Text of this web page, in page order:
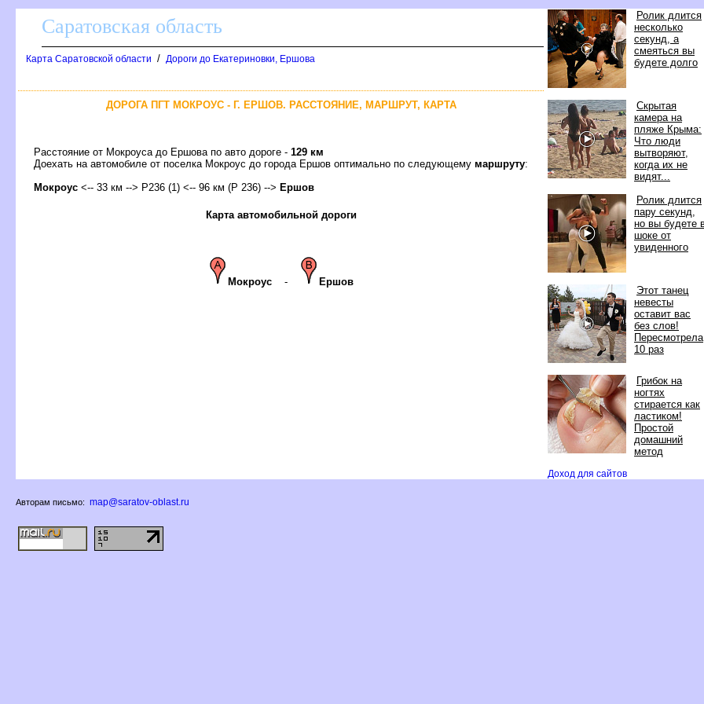
Ролик длится
несколько
секунд, а
смеяться вы
удете долго
Скрытая
камера на
пляже Крыма:
Что люди
ытворяют,
когда их не
идят...
Ролик длится
пару секунд,
но вы
шоке от
увиденного
Этот танец
невесты
оставит вас
ез слов!
Пересмотрела
10 раз
Грибок на
ногтях
стирается как
ластиком!
Простой
домашний
метод
Доход для сайто
Саратовская область
Карта Саратовской области / Дороги до Екатериновки, Ершова
ДОРОГА ПГТ МОКРОУС - Г. ЕРШОВ. РАССТОЯНИЕ, МАРШРУТ, КАРТА
Расстояние от Мокроуса до Ершова по авто дороге - 129 км
Доехать на автомобиле от поселка Мокроус до города Ершов оптимально по следующему маршруту:
Мокроус <-- 33 км --> Р236 (1) <-- 96 км (Р 236) --> Ершо
Карта автомобильной дороги
Мокроус- Ершо
Авторам письмо: map@saratov-oblast.ru